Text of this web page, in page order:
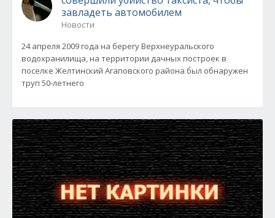
завладеть автомобилем
Новости
24 апреля 2009 года на берегу Верхнеуральского
водохранилища, на территории дачных построек в
поселке Желтинский Агаповского района был обнаружен
труп 50-летнего